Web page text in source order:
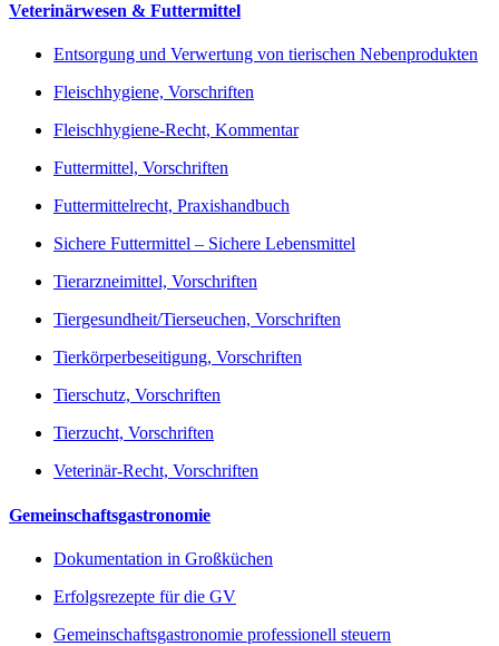
Veterinärwesen & Futtermittel
Entsorgung und Verwertung von tierischen Nebenprodukten
Fleischhygiene, Vorschriften
Fleischhygiene-Recht, Kommentar
Futtermittel, Vorschriften
Futtermittelrecht, Praxishandbuch
Sichere Futtermittel – Sichere Lebensmittel
Tierarzneimittel, Vorschriften
Tiergesundheit/Tierseuchen, Vorschriften
Tierkörperbeseitigung, Vorschriften
Tierschutz, Vorschriften
Tierzucht, Vorschriften
Veterinär-Recht, Vorschriften
Gemeinschaftsgastronomie
Dokumentation in Großküchen
Erfolgsrezepte für die GV
Gemeinschaftsgastronomie professionell steuern